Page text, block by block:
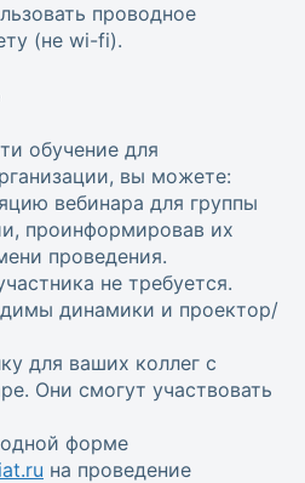
проводное
(не wi-fi).
обучение для
вы можете:
вебинара для группы
проинформировав их
проведения.
не требуется.
динамики и проектор/
для ваших коллег с
Они смогут участвовать
форме
на проведение